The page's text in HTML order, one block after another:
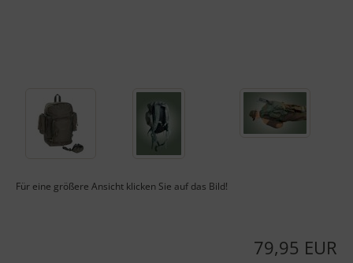
Für eine größere Ansicht klicken Sie auf das Bild!
79,95 EUR